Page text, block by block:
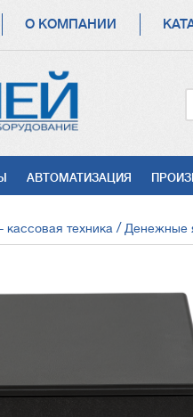
О КОМПАНИИ
АВТОМАТИЗАЦИЯ
кассовая техника Денежные